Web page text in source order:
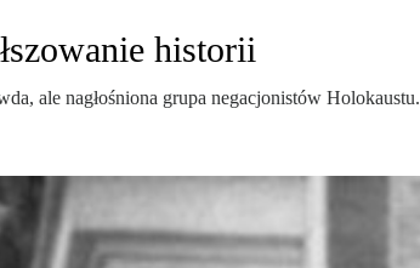
historii
ale nagłośniona grupa negacjonistów Holokaustu.